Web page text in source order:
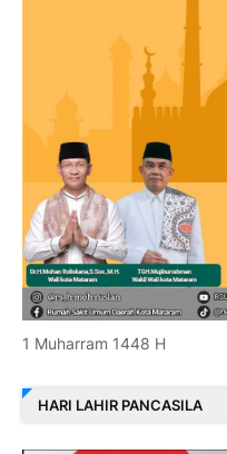
1 Muharram 1448 H
HARI LAHIR PANCASILA